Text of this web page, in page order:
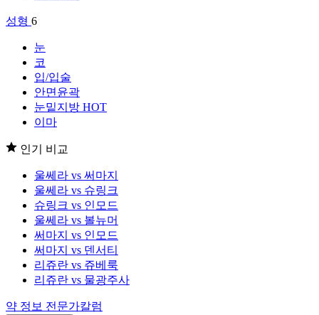
성형 6
눈
코
입/입술
안면윤곽
눈밑지방 HOT
이마
인기 비교
울쎄라 vs 써마지
울쎄라 vs 슈링크
슈링크 vs 인모드
울쎄라 vs 볼뉴머
써마지 vs 인모드
써마지 vs 덴서티
리쥬란 vs 쥬베룩
리쥬란 vs 물광주사
약 정보 전문가칼럼